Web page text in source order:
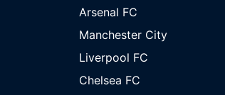
Arsenal FC
Manchester City
Liverpool FC
Chelsea FC